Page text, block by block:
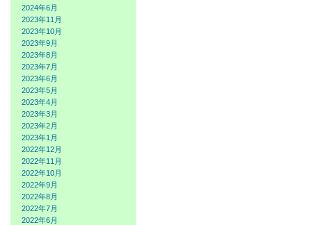
2024年6月
2023年11月
2023年10月
2023年9月
2023年8月
2023年7月
2023年6月
2023年5月
2023年4月
2023年3月
2023年2月
2023年1月
2022年12月
2022年11月
2022年10月
2022年9月
2022年8月
2022年7月
2022年6月